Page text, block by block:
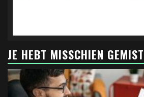
JE HEBT MISSCHIEN GEMIST